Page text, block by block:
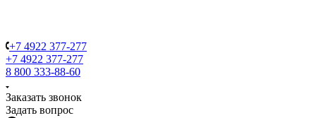
+7 4922 377-277
+7 4922 377-277
8 800 333-88-60
Заказать звонок
Задать вопрос